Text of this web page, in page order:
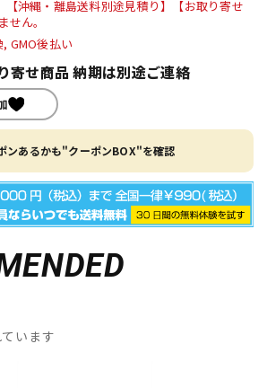
【沖縄・離島送料別途見積り】【お取り寄せ
ん。
GMO後払い
寄せ商品 納期は別途ご連絡
ンあるかも"クーポンBOX"を確認
います